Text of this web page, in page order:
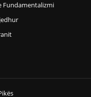
Fundamentalizmi